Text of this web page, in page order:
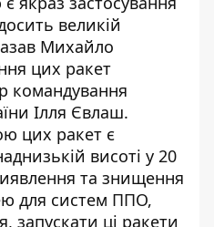
великій
Михайло
цих ракет
командування
Ілля Євлаш.
цих ракет є
висоті у 20
та знищення
для систем ППО,
запускати ці ракети